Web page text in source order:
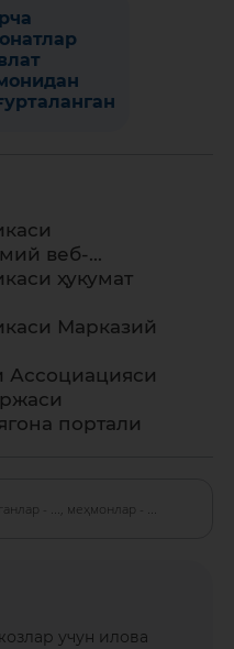
веб-...
ҳукумат
Марказий
Ассоциацияси
портали
- ..., меҳмонлар - ...
учун илова